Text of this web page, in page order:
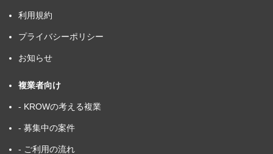
利用規約
プライバシーポリシー
お知らせ
複業者向け
- KROWの考える複業
- 募集中の案件
- ご利用の流れ